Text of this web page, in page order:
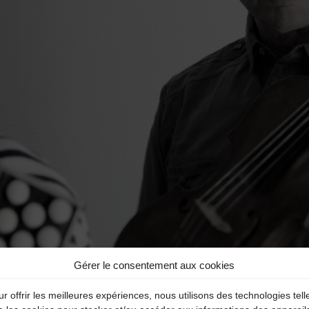
Gérer le consentement aux cookies
offrir les meilleures expériences, nous utilisons des technologies